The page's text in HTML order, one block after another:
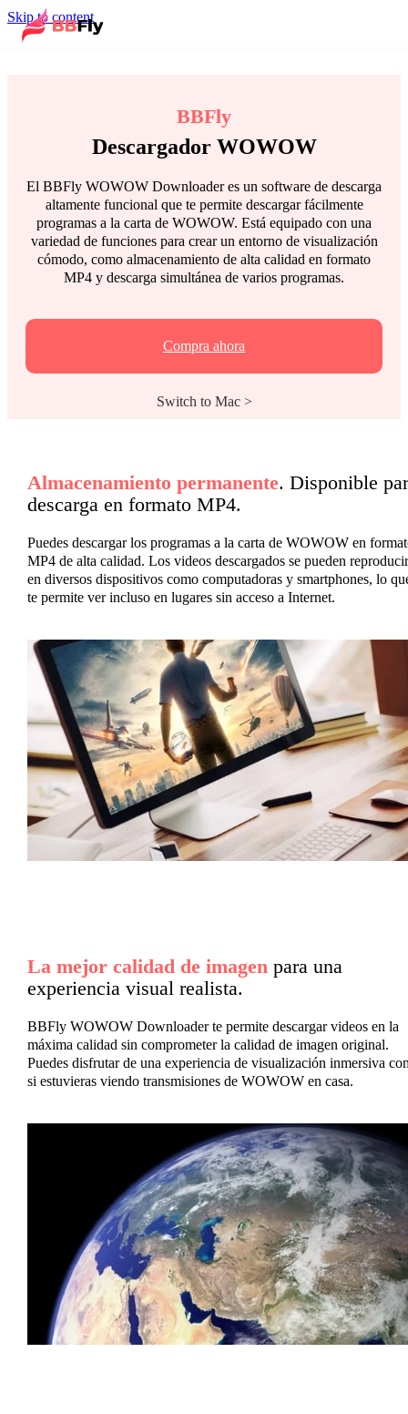
Skip to content
BBFly
Descargador WOWOW
El BBFly WOWOW Downloader es un software de descarga
altamente funcional que te permite descargar fácilmente
programas a la carta de WOWOW. Está equipado con una
variedad de funciones para crear un entorno de visualización
cómodo, como almacenamiento de alta calidad en formato
MP4 y descarga simultánea de varios programas.
Compra ahora
Switch to Mac >
Almacenamiento permanente. Disponible
descarga en formato MP4.
Puedes descargar los programas a la carta de WOWOW en
MP4 de alta calidad. Los videos descargados se pueden reproducir
en diversos dispositivos como computadoras y smartphones, lo
te permite ver incluso en lugares sin acceso a Internet.
La mejor calidad de imagenpara una
experiencia visual realista.
BBFly WOWOW Downloader te permite descargar videos en la
máxima calidad sin comprometer la calidad de imagen original.
Puedes disfrutar de una experiencia de visualización inmersiva
si estuvieras viendo transmisiones de WOWOW en casa.